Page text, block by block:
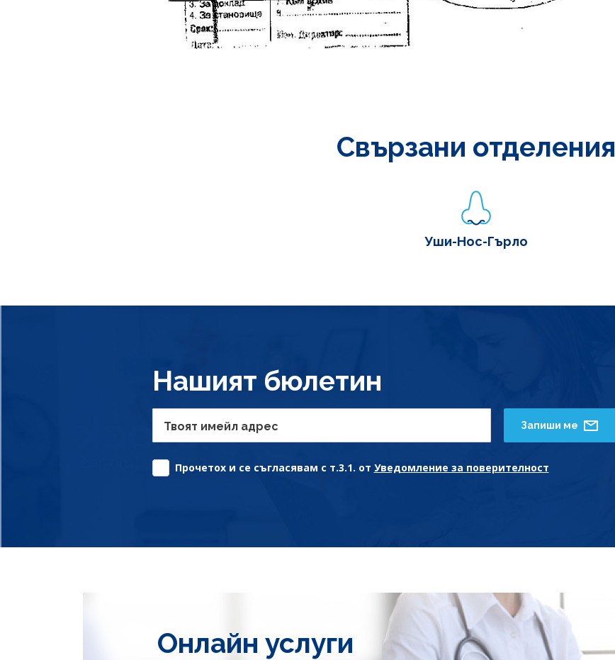
Свързани отделения
Уши-Нос-Гърло
Нашият бюлетин
Твоят имейл адрес
Прочетох и се съгласявам с т.3.1. от Уведомление за поверителност
Запиши ме
Онлайн услуги